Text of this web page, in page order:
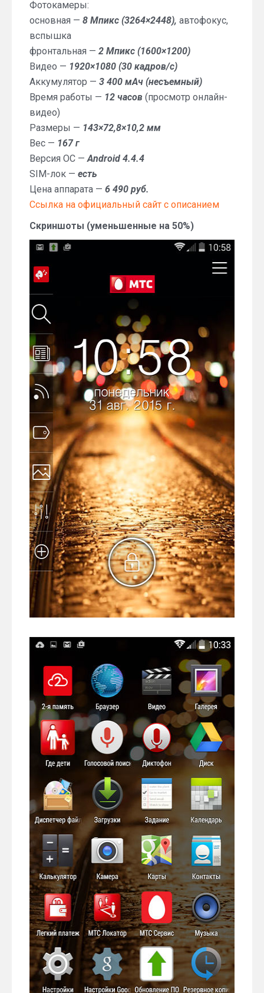
Фотокамеры:
основная — 8 Мпикс (3264×2448), автофокус,
вспышка
фронтальная — 2 Мпикс (1600×1200)
Видео — 1920×1080 (30 кадров/с)
Аккумулятор — 3 400 мАч (несъемный)
Время работы — 12 часов (просмотр онлайн-
видео)
Размеры — 143×72,8×10,2 мм
Вес — 167 г
Версия ОС —Android 4.4.4
SIM-лок — есть
Цена аппарата — 6 490 руб.
Ссылка на официальный сайт с описанием
Скриншоты (уменьшенные на 50%)